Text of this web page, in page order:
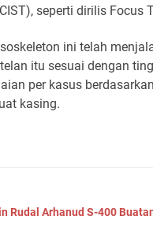
seperti dirilis Focus
ini telah
itu sesuai dengan
per kasus
kasing.
Rudal Arhanud S-400